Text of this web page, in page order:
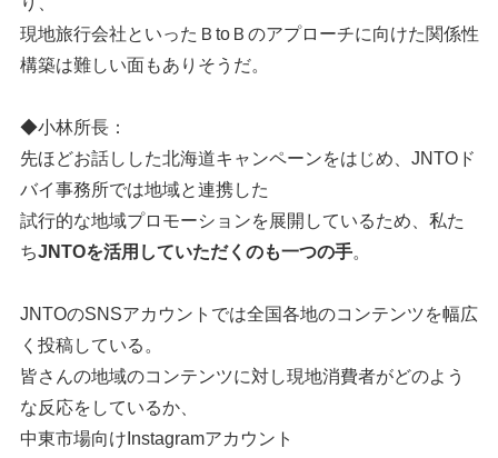
現地旅行会社といったＢtoＢのアプローチに向けた関係性
構築は難しい面もありそうだ。
◆小林所長：
先ほどお話しした北海道キャンペーンをはじめ、JNTOド
バイ事務所では地域と連携した
試行的な地域プロモーションを展開しているため、私た
ちJNTOを活用していただくのも一つの手。
JNTOのSNSアカウントでは全国各地のコンテンツを幅広
く投稿している。
皆さんの地域のコンテンツに対し現地消費者がどのよう
な反応をしているか、
中東市場向けInstagramアカウント